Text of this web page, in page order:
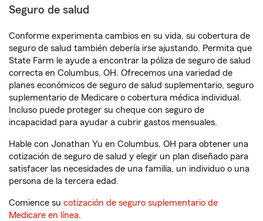
Seguro de salud
Conforme experimenta cambios en su vida, su cobertura de
seguro de salud también debería irse ajustando. Permita que
State Farm le ayude a encontrar la póliza de seguro de salud
correcta en Columbus, OH. Ofrecemos una variedad de
planes económicos de seguro de salud suplementario, seguro
suplementario de Medicare o cobertura médica individual.
Incluso puede proteger su cheque con seguro de
incapacidad para ayudar a cubrir gastos mensuales.
Hable con Jonathan Yu en Columbus, OH para obtener una
cotización de seguro de salud y elegir un plan diseñado para
satisfacer las necesidades de una familia, un individuo o una
persona de la tercera edad.
Comience su cotización de seguro suplementario de
Medicare en línea.